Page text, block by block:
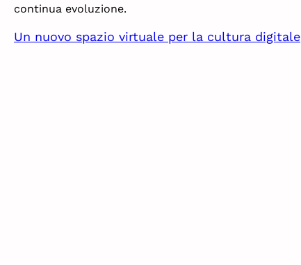
continua evoluzione.
Un nuovo spazio virtuale per la cultura digitale